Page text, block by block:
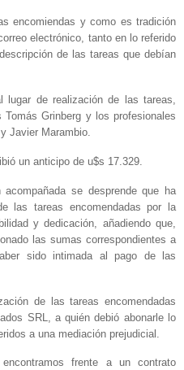
encomiendas y como es tradición
electrónico, tanto en lo referido
de las tareas que debían
lugar de realización de las tareas,
Tomás Grinberg y los profesionales
Javier Marambio.
un anticipo de u$s 17.329.
se desprende que ha
las tareas encomendadas por la
y dedicación, añadiendo que,
las sumas correspondientes a
sido intimada al pago de las
de las tareas encomendadas
SRL, a quién debió abonarle lo
a una mediación prejudicial.
frente a un contrato